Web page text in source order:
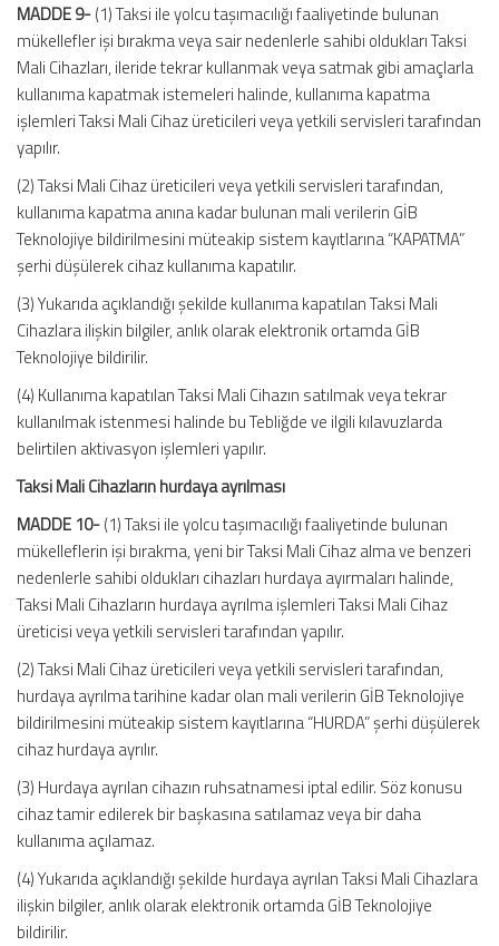
MADDE 9-(1) Taksi ile yolcu taşımacılığı faaliyetinde bulunan
mükellefler işi bırakma veya sair nedenlerle sahibi oldukları Taksi
Mali Cihazları, ileride tekrar kullanmak veya satmak gibi amaçlarla
kullanıma kapatmak istemeleri halinde, kullanıma kapatma
işlemleri Taksi Mali Cihaz üreticileri veya yetkili servisleri tarafından
yapılır.
(2) Taksi Mali Cihaz üreticileri veya yetkili servisleri tarafından,
kullanıma kapatma anına kadar bulunan mali verilerin GİB
Teknolojiye bildirilmesini müteakip sistem kayıtlarına “KAPATMA”
şerhi düşülerek cihaz kullanıma kapatılır.
(3) Yukarıda açıklandığı şekilde kullanıma kapatılan Taksi Mali
Cihazlara ilişkin bilgiler, anlık olarak elektronik ortamda GİB
Teknolojiye bildirilir.
(4) Kullanıma kapatılan Taksi Mali Cihazın satılmak veya tekrar
kullanılmak istenmesi halinde bu Tebliğde ve ilgili kılavuzlarda
belirtilen aktivasyon işlemleri yapılır.
Taksi Mali Cihazların hurdaya ayrılması
MADDE 10-(1) Taksi ile yolcu taşımacılığı faaliyetinde bulunan
mükelleflerin işi bırakma, yeni bir Taksi Mali Cihaz alma ve benzeri
nedenlerle sahibi oldukları cihazları hurdaya ayırmaları halinde,
Taksi Mali Cihazların hurdaya ayrılma işlemleri Taksi Mali Cihaz
üreticisi veya yetkili servisleri tarafından yapılır.
(2) Taksi Mali Cihaz üreticileri veya yetkili servisleri tarafından,
hurdaya ayrılma tarihine kadar olan mali verilerin GİB Teknolojiye
bildirilmesini müteakip sistem kayıtlarına “HURDA” şerhi düşülerek
cihaz hurdaya ayrılır.
(3) Hurdaya ayrılan cihazın ruhsatnamesi iptal edilir. Söz konusu
cihaz tamir edilerek bir başkasına satılamaz veya bir daha
kullanıma açılamaz.
(4) Yukarıda açıklandığı şekilde hurdaya ayrılan Taksi Mali Cihazlara
ilişkin bilgiler, anlık olarak elektronik ortamda GİB Teknolojiye
bildirilir.